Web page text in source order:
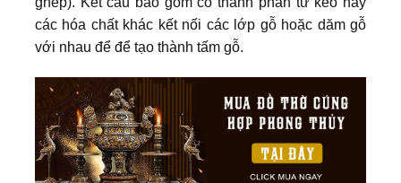
các hóa chất khác kết nối các lớp gỗ hoặc dăm gỗ
với nhau để để tạo thành tấm gỗ.